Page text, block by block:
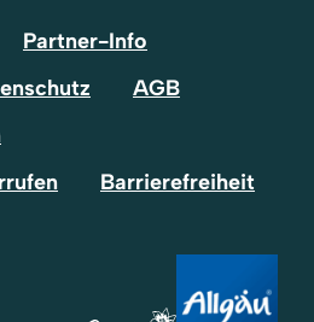
Partner-Info
AGB
Barrierefreiheit